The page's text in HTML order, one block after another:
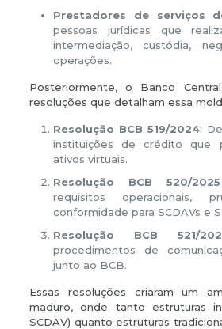
Prestadores de serviços
pessoas jurídicas que
intermediação, custódia,
operações.
Posteriormente, o Banco
resoluções que detalham essa
Resolução BCB 519/2024:
instituições de crédito que
ativos virtuais.
Resolução BCB 520/2025
requisitos operacionais,
conformidade para SCDAVs e
Resolução BCB 521/
procedimentos de
junto ao BCB.
Essas resoluções criaram um
maduro, onde tanto estruturas
SCDAV) quanto estruturas